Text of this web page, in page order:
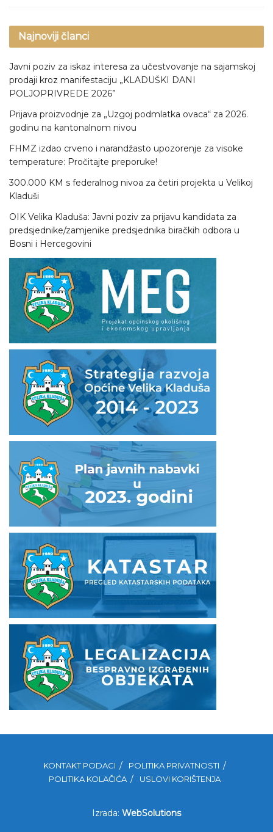
Najnoviji članci
Javni poziv za iskaz interesa za učestvovanje na sajamskoj
prodaji kroz manifestaciju „KLADUŠKI DANI
POLJOPRIVREDE 2026”
Prijava proizvodnje za „Uzgoj podmlatka ovaca“ za 2026.
godinu na kantonalnom nivou
FHMZ izdao crveno i narandžasto upozorenje za visoke
temperature: Pročitajte preporuke!
300.000 KM s federalnog nivoa za četiri projekta u Velikoj
Kladuši
OIK Velika Kladuša: Javni poziv za prijavu kandidata za
predsjednike/zamjenike predsjednika biračkih odbora u
Bosni i Hercegovini
KONTAKT PODACI
POLITIKA PRIVATNOSTI
POLITIKA KOLAČIĆA
USLOVI KORIŠTENJA
Izrada: WebSolutions